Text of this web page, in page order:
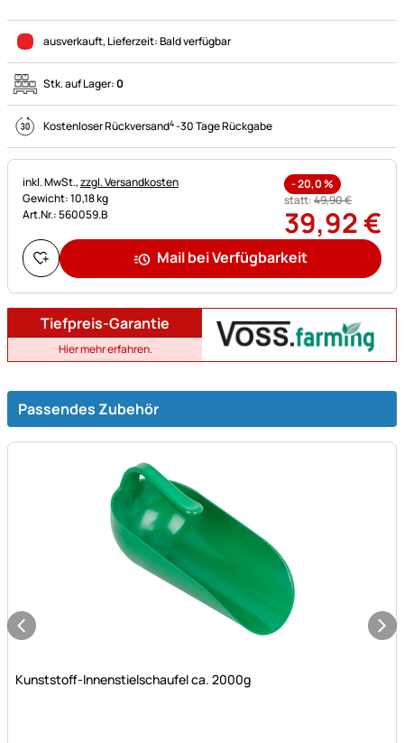
ausverkauft, Lieferzeit:Bald verfügbar
Stk. auf Lager:0
Kostenloser Rückversand4-30 Tage Rückgabe
Steuerhinweis:
inkl. MwSt.,zzgl. Versandkosten
Gewicht: 10,18 kg
Art.Nr.: 560059.B
-20,0%
statt:49,90€
39,92€
Mail bei Verfügbarkeit
Tiefpreis-Garantie
Hier mehr erfahren.
Passendes Zubehör
Kunststoff-Innenstielschaufel ca. 2000g